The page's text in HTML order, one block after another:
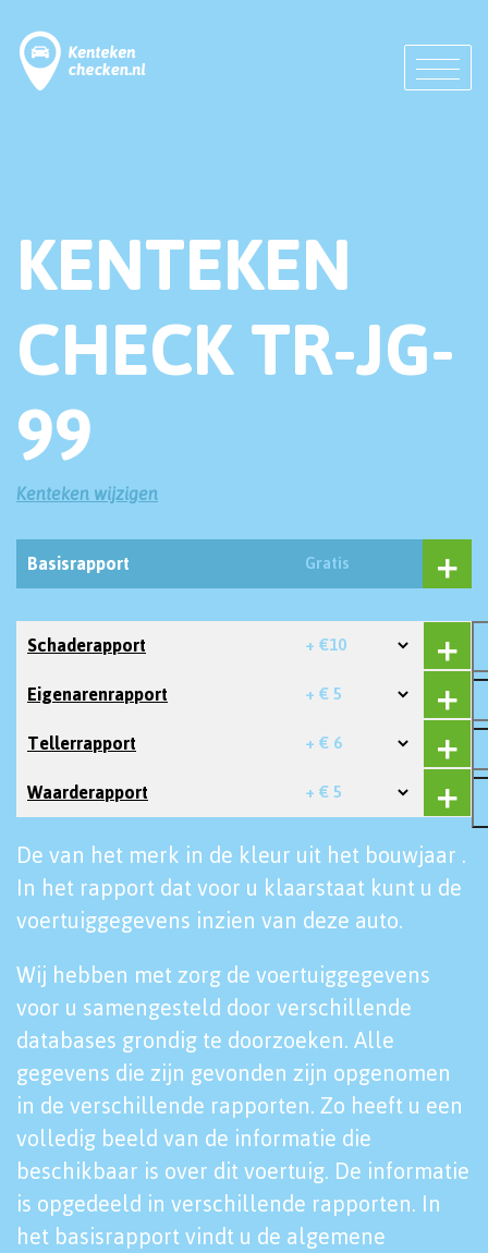
KENTEKEN
CHECK TR-JG-
99
Kenteken wijzigen
Basisrapport Gratis
Schaderapport + €10
Eigenarenrapport + € 5
Tellerrapport + € 6
Waarderapport + € 5
De van het merk in de kleur uit het bouwjaar .
In het rapport dat voor u klaarstaat kunt u de
voertuiggegevens inzien van deze auto.
Wij hebben met zorg de voertuiggegevens
voor u samengesteld door verschillende
databases grondig te doorzoeken. Alle
gegevens die zijn gevonden zijn opgenomen
in de verschillende rapporten. Zo heeft u een
volledig beeld van de informatie die
beschikbaar is over dit voertuig. De informatie
is opgedeeld in verschillende rapporten. In
het basisrapport vindt u de algemene